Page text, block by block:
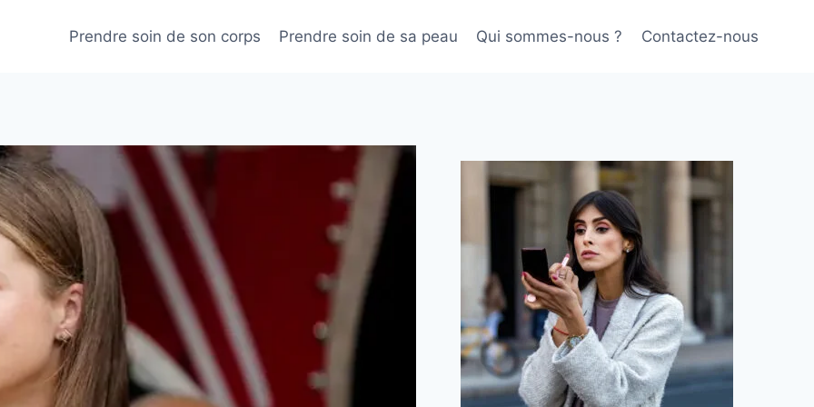
Prendre soin de son corps Prendre soin de sa peau Qui sommes-nous ? Contactez-nous